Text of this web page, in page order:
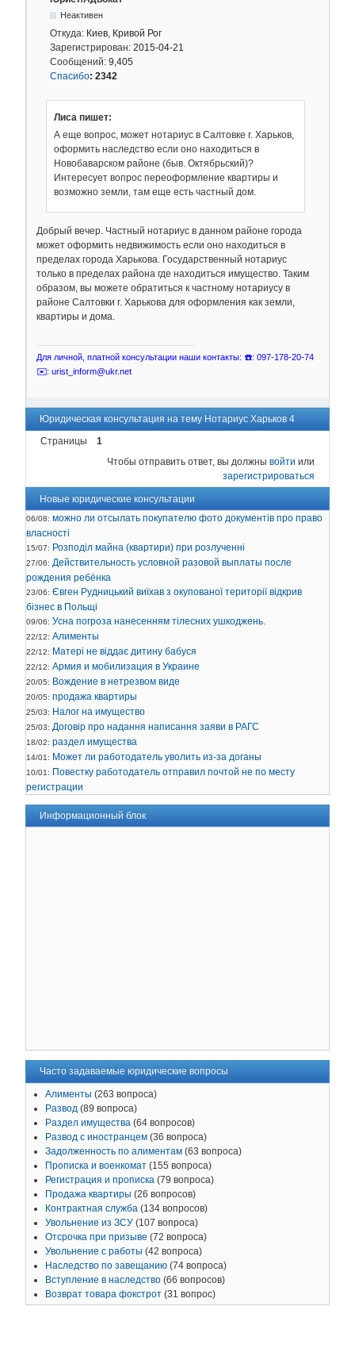
Неактивен
Откуда: Киев, Кривой Рог
Зарегистрирован: 2015-04-21
Сообщений: 9,405
Спасибо: 2342
Лиса пишет:
А еще вопрос, может нотариус в Салтовке г. Харьков,
оформить наследство если оно находиться в
Новобаварском районе (быв. Октябрьский)?
Интересует вопрос переоформление квартиры и
возможно земли, там еще есть частный дом.
Добрый вечер. Частный нотариус в данном районе города
может оформить недвижимость если оно находиться в
пределах города Харькова. Государственный нотариус
только в пределах района где находиться имущество. Таким
образом, вы можете обратиться к частному нотариусу в
районе Салтовки г. Харькова для оформления как земли,
квартиры и дома.
Для личной, платной консультации наши контакты: ☎️: 097-178-20-74
✉️: urist_inform@ukr.net
Юридическая консультация на тему Нотариус Харьков 4
Страницы
1
Чтобы отправить ответ, вы должны войти или
зарегистрироваться
Новые юридические консультации
06/08: можно ли отсылать покупателю фото документів про право
власності
15/07: Розподіл майна (квартири) при розлученні
27/06: Действительность условной разовой выплаты после
рождения ребёнка
23/06: Євген Рудницький виїхав з окупованої території відкрив
бізнес в Польщі
09/06: Усна погроза нанесенням тілесних ушкоджень.
22/12: Алименты
22/12: Матері не віддає дитину бабуся
22/12: Армия и мобилизация в Украине
20/05: Вождение в нетрезвом виде
20/05: продажа квартиры
25/03: Налог на имущество
25/03: Договір про надання написання заяви в РАГС
18/02: раздел имущества
14/01: Может ли работодатель уволить из-за доганы
10/01: Повестку работодатель отправил почтой не по месту
регистрации
Информационный блок
Часто задаваемые юридические вопросы
Алименты (263 вопроса)
Развод (89 вопроса)
Раздел имущества (64 вопросов)
Развод с иностранцем (36 вопроса)
Задолженность по алиментам (63 вопроса)
Прописка и военкомат (155 вопроса)
Регистрация и прописка (79 вопроса)
Продажа квартиры (26 вопросов)
Контрактная служба (134 вопросов)
Увольнение из ЗСУ (107 вопроса)
Отсрочка при призыве (72 вопроса)
Увольнение с работы (42 вопроса)
Наследство по завещанию (74 вопроса)
Вступление в наследство (66 вопросов)
Возврат товара фокстрот (31 вопрос)